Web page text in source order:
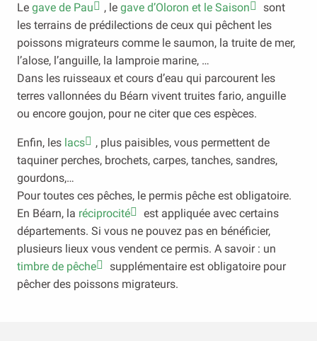
Le gave de Pau , le gave d’Oloron et le Saison
sont
les terrains de prédilections de ceux qui pêchent les
poissons migrateurs comme le saumon, la truite de mer,
l’alose, l’anguille, la lamproie marine, …
Dans les ruisseaux et cours d’eau qui parcourent les
terres vallonnées du Béarn vivent truites fario, anguille
ou encore goujon, pour ne citer que ces espèces.
Enfin, les lacs
, plus paisibles, vous permettent de
taquiner perches, brochets, carpes, tanches, sandres,
gourdons,…
Pour toutes ces pêches, le permis pêche est obligatoire.
En Béarn, la réciprocité
est appliquée avec certains
départements. Si vous ne pouvez pas en bénéficier,
plusieurs lieux vous vendent ce permis. A savoir : un
timbre de pêche
supplémentaire est obligatoire pour
pêcher des poissons migrateurs.